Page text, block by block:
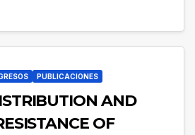
PUBLICACIONES
AND
OF